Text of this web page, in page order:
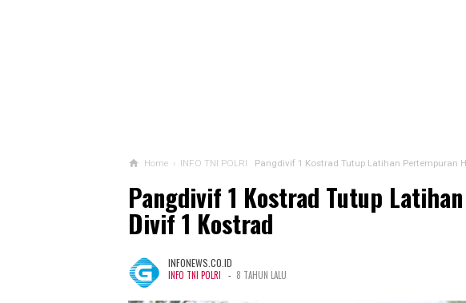
Home › INFO TNI POLRI Pangdivif 1 Kostrad Tutup Latihan Pertempuran
Pangdivif 1 Kostrad Tutup
Divif 1 Kostrad
INFONEWS.CO.ID
INFO TNI POLRI - 8 TAHUN LALU